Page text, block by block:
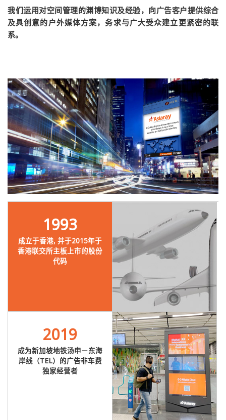
我们运用对空间管理的渊博知识及经验，向广告客户提供综合
及具创意的户外媒体方案，务求与广大受众建立更紧密的联
系。
1993
成立于香港, 并于2015年于
香港联交所主板上市的股份
代码
2019
成为新加坡地铁汤申－东海
岸线（TEL）的广告非车费
独家经营者